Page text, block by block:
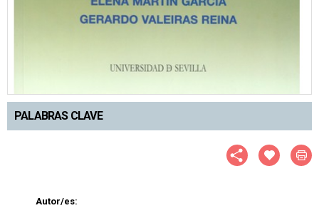
PALABRAS CLAVE
Autor/es: